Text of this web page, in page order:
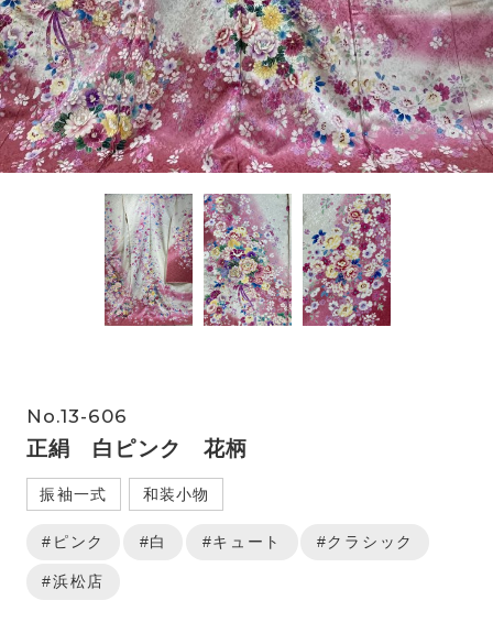
No.13-606
正絹 白ピンク 花柄
振袖一式 和装小物
#ピンク #白 #キュート #クラシック
#浜松店